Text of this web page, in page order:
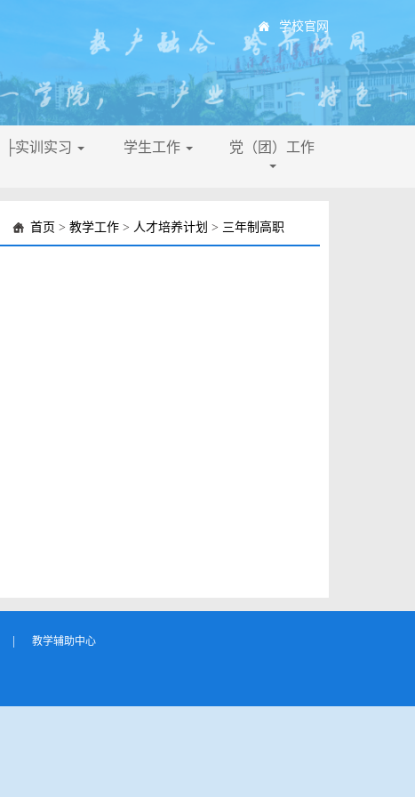
学校官网
├实训实习 学生工作 党（团）工作
首页 > 教学工作 > 人才培养计划 > 三年制高职
教学辅助中心